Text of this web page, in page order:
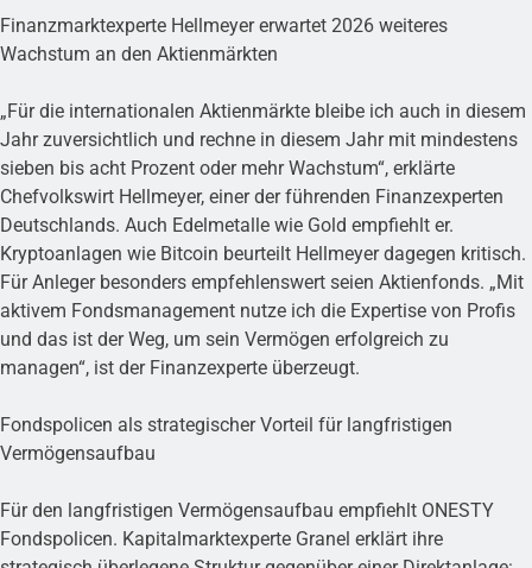
Finanzmarktexperte Hellmeyer erwartet 2026 weiteres
Wachstum an den Aktienmärkten
„Für die internationalen Aktienmärkte bleibe ich auch in diesem
Jahr zuversichtlich und rechne in diesem Jahr mit mindestens
sieben bis acht Prozent oder mehr Wachstum“, erklärte
Chefvolkswirt Hellmeyer, einer der führenden Finanzexperten
Deutschlands. Auch Edelmetalle wie Gold empfiehlt er.
Kryptoanlagen wie Bitcoin beurteilt Hellmeyer dagegen kritisch.
Für Anleger besonders empfehlenswert seien Aktienfonds. „Mit
aktivem Fondsmanagement nutze ich die Expertise von Profis
und das ist der Weg, um sein Vermögen erfolgreich zu
managen“, ist der Finanzexperte überzeugt.
Fondspolicen als strategischer Vorteil für langfristigen
Vermögensaufbau
Für den langfristigen Vermögensaufbau empfiehlt ONESTY
Fondspolicen. Kapitalmarktexperte Granel erklärt ihre